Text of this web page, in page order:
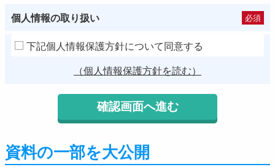
個人情報の取り扱い 必須
下記個人情報保護方針について同意する
（個人情報保護方針を読む）
資料の一部を大公開